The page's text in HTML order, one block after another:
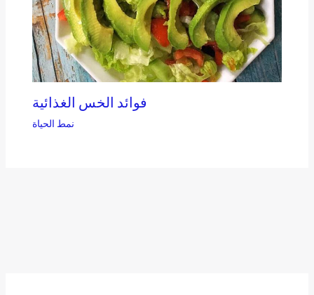
فوائد الخس الغذائية
نمط الحياة